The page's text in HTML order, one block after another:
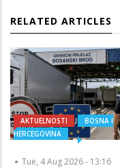
RELATED ARTICLES
AKTUELNOSTI
BOSNA I
HERCEGOVINA
Tue, 4 Aug 2026 - 13:16